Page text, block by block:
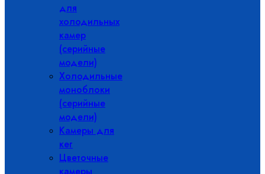
для
холодильных
камер
(серийные
модели)
Холодильные
моноблоки
(серийные
модели)
Камеры для
кег
Цветочные